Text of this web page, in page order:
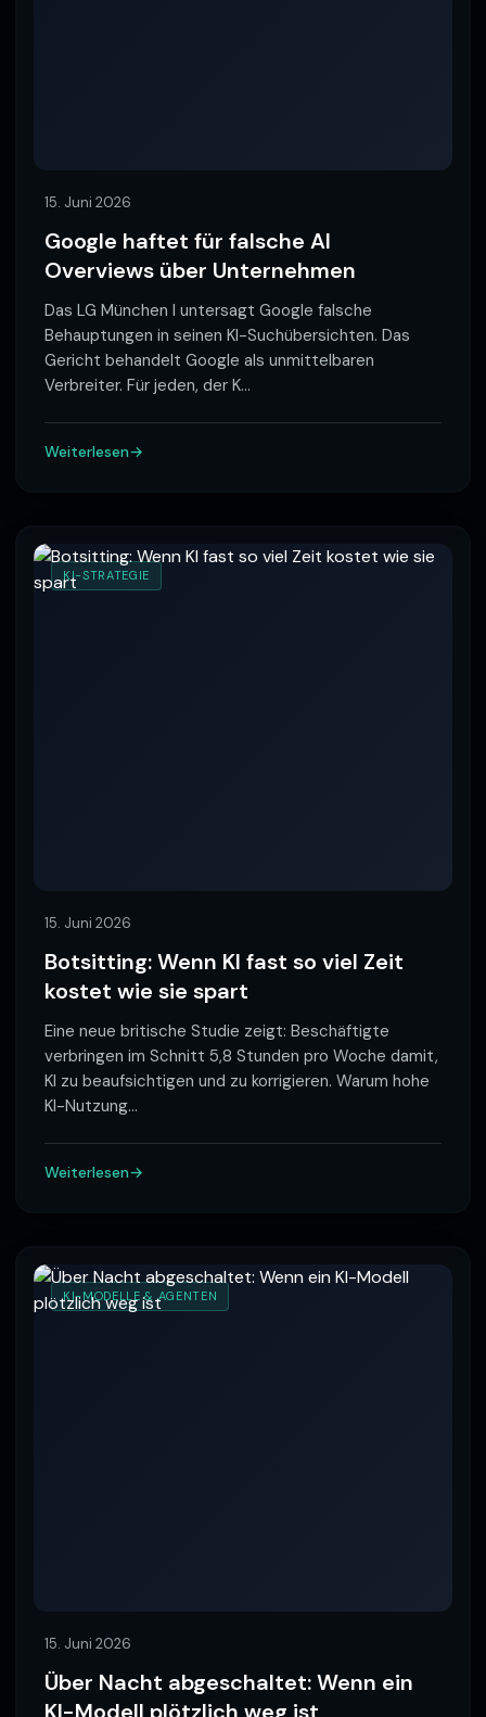
15. Juni 2026
Google haftet für falsche AI
Overviews über Unternehmen
Das LG München I untersagt Google falsche
Behauptungen in seinen KI-Suchübersichten. Das
Gericht behandelt Google als unmittelbaren
Verbreiter. Für jeden, der K…
Weiterlesen
KI-STRATEGIE
15. Juni 2026
Botsitting: Wenn KI fast so viel Zeit
kostet wie sie spart
Eine neue britische Studie zeigt: Beschäftigte
verbringen im Schnitt 5,8 Stunden pro Woche damit,
KI zu beaufsichtigen und zu korrigieren. Warum hohe
KI-Nutzung…
Weiterlesen
KI-MODELLE & AGENTEN
15. Juni 2026
Über Nacht abgeschaltet: Wenn ein
KI-Modell plötzlich weg ist